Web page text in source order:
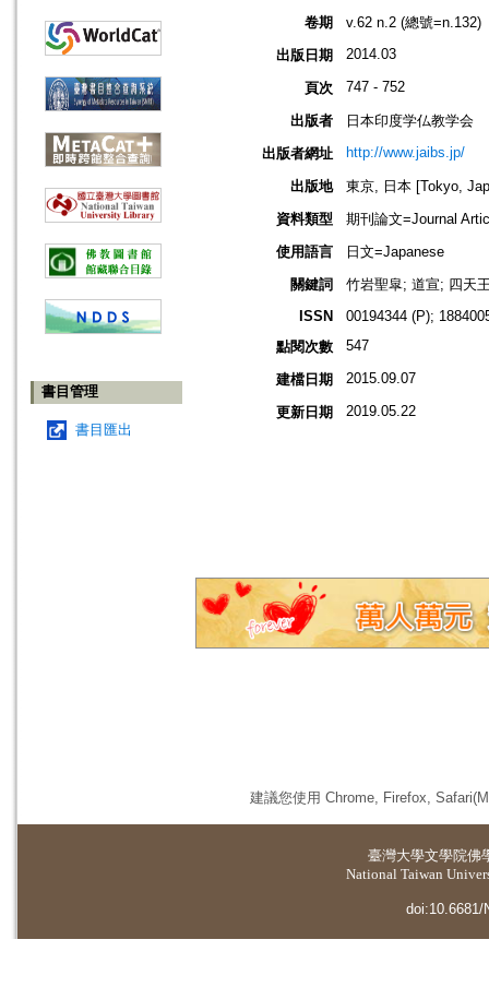
書目管理
書目匯出
卷期
v.62 n.2 (總號=n.132)
出版日期
2014.03
頁次 747 - 752
出版者
日本印度学仏教学会
出版者網址
http://www.jaibs.jp/
出版地
東京, 日本 [Tokyo,
資料類型
期刊論文=Journal
使用語言
日文=Japanese
關鍵詞
竹岩聖皐; 道宣; 四天
ISSN
00194344 (P);
點閱次數
547
建檔日期 2015.09.07
更新日期 2019.05.22
建議您使用 Chrome, Firefox,
臺灣大學文學院佛
National Taiwan
doi:10.6681/